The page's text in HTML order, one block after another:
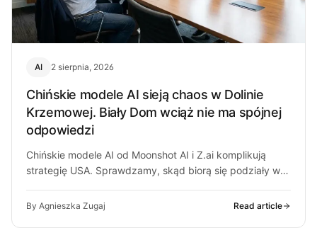
AI 2 sierpnia, 2026
Chińskie modele AI sieją chaos w Dolinie
Krzemowej. Biały Dom wciąż nie ma spójnej
odpowiedzi
Chińskie modele AI od Moonshot AI i Z.ai komplikują
strategię USA. Sprawdzamy, skąd biorą się podziały w
By Agnieszka Zugaj Read article